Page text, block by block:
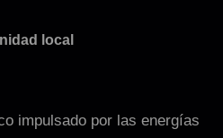
local
impulsado por las energías